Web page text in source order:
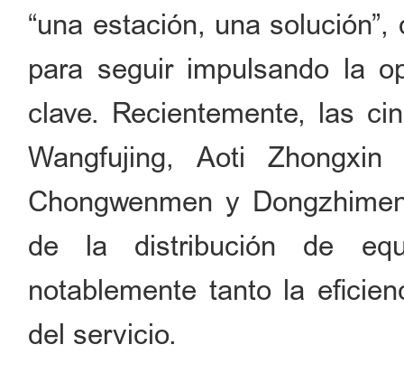
“una estación, una
para seguir impulsando la
clave. Recientemente, las
Wangfujing, Aoti Zhongxin
Chongwenmen y
de la distribución de
notablemente tanto la
del servicio.